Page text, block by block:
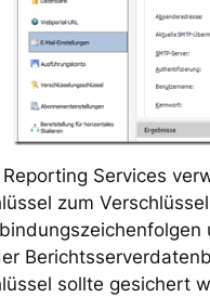
Reporting Services
zum
sollte gesichert